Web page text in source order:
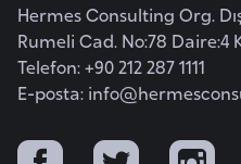
Hermes Consulting Org.
Rumeli Cad. No:78 Daire:4
Telefon: +90 212 287 1111
E-posta:
B
u
g